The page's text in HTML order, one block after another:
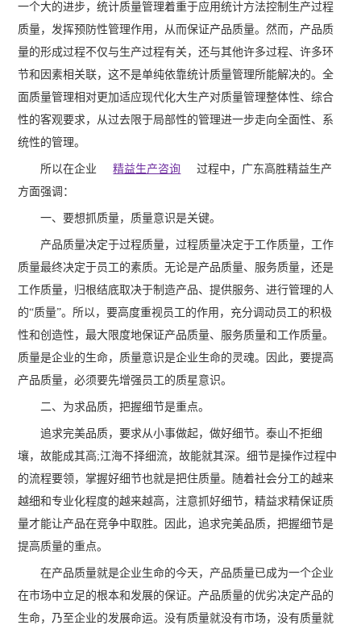
一个大的进步，统计质量管理着重于应用统计方法控制生产过程
质量，发挥预防性管理作用，从而保证产品质量。然而，产品质
量的形成过程不仅与生产过程有关，还与其他许多过程、许多环
节和因素相关联，这不是单纯依靠统计质量管理所能解决的。全
面质量管理相对更加适应现代化大生产对质量管理整体性、综合
性的客观要求，从过去限于局部性的管理进一步走向全面性、系
统性的管理。
所以在企业 精益生产咨询
过程中，广东高胜精益生产
方面强调：
一、要想抓质量，质量意识是关键。
产品质量决定于过程质量，过程质量决定于工作质量，工作
质量最终决定于员工的素质。无论是产品质量、服务质量，还是
工作质量，归根结底取决于制造产品、提供服务、进行管理的人
的“质量”。所以，要高度重视员工的作用，充分调动员工的积极
性和创造性，最大限度地保证产品质量、服务质量和工作质量。
质量是企业的生命，质量意识是企业生命的灵魂。因此，要提高
产品质量，必须要先增强员工的质星意识。
二、为求品质，把握细节是重点。
追求完美品质，要求从小事做起，做好细节。泰山不拒细
壤，故能成其高;江海不择细流，故能就其深。细节是操作过程中
的流程要领，掌握好细节也就是把住质量。随着社会分工的越来
越细和专业化程度的越来越高，注意抓好细节，精益求精保证质
量才能让产品在竞争中取胜。因此，追求完美品质，把握细节是
提高质量的重点。
在产品质量就是企业生命的今天，产品质量已成为一个企业
在市场中立足的根本和发展的保证。产品质量的优劣决定产品的
生命，乃至企业的发展命运。没有质量就没有市场，没有质量就